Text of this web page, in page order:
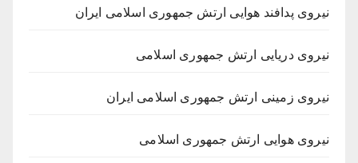
نیروی پدافند هوایی ارتش جمهوری اسلامی ایران
نیروی دریایی ارتش جمهوری اسلامی
نیروی زمینی ارتش جمهوری اسلامی ایران
نیروی هوایی ارتش جمهوری اسلامی